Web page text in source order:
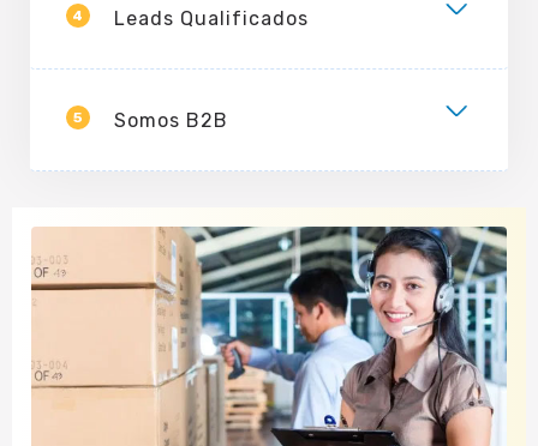
4 Leads Qualificados
5 Somos B2B